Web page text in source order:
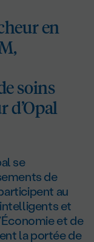
en
soins
d’Opal
se
de
au
et
et de
la portée de